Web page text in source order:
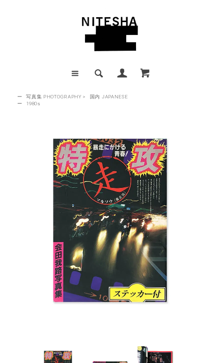
ー 写真集 PHOTOGRAPHY >
国内 JAPANESE
ー
1980s